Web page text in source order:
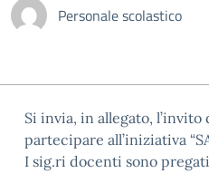
Personale scolastico
Si invia, in allegato,
partecipare all’iniziativa
I sig.ri docenti sono